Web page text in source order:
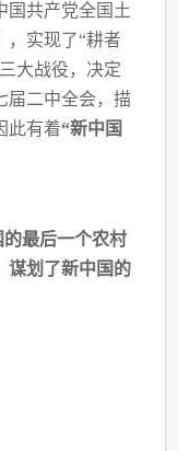
国共产党全国土
，实现了“耕者
大战役，决定
届二中全会，描
此有着“新中 国
最后一个农村
谋划了新中国的